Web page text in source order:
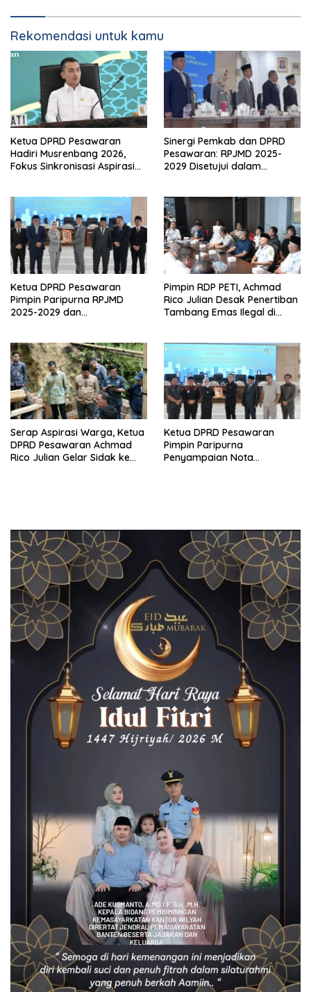
Rekomendasi untuk kamu
Ketua DPRD Pesawaran
Hadiri Musrenbang 2026,
Fokus Sinkronisasi Aspirasi
Sinergi Pemkab dan DPRD
Pesawaran: RPJMD 2025-
2029 Disetujui dalam
Ketua DPRD Pesawaran
Pimpin Paripurna RPJMD
2025-2029 dan
Pimpin RDP PETI, Achmad
Rico Julian Desak Penertiban
Tambang Emas Ilegal di
Serap Aspirasi Warga, Ketua
DPRD Pesawaran Achmad
Rico Julian Gelar Sidak ke
Ketua DPRD Pesawaran
Pimpin Paripurna
Penyampaian Nota